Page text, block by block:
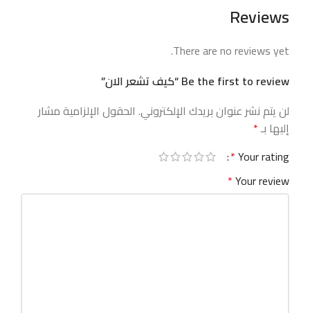
Reviews
There are no reviews yet.
Be the first to review “كيف تشعر الان”
لن يتم نشر عنوان بريدك الإلكتروني. الحقول الإلزامية مشار
إليها بـ*
Your rating
*
Your review
*